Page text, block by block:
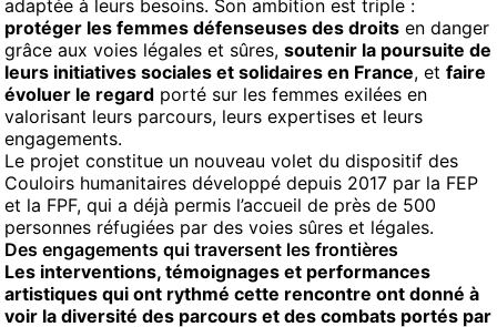
adaptée à leurs besoins. Son ambition est triple :
protéger les femmes défenseuses des droits en danger
grâce aux voies légales et sûres, soutenir la poursuite de
leurs initiatives sociales et solidaires en France, et faire
évoluer le regard porté sur les femmes exilées en
valorisant leurs parcours, leurs expertises et leurs
engagements.
Le projet constitue un nouveau volet du dispositif des
Couloirs humanitaires développé depuis 2017 par la FEP
et la FPF, qui a déjà permis l’accueil de près de 500
personnes réfugiées par des voies sûres et légales.
Des engagements qui traversent les frontières
Les interventions, témoignages et performances
artistiques qui ont rythmé cette rencontre ont donné à
voir la diversité des parcours et des combats portés par